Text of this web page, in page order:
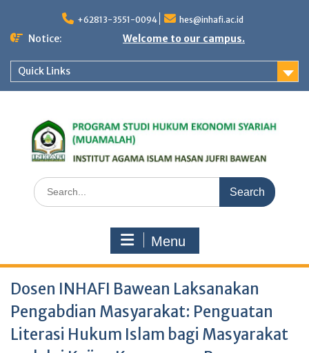
content
+62813-3551-0094 hes@inhafi.ac.id
Notice: Welcome to our campus.
Quick Links
Search
for:
Menu
Dosen INHAFI Bawean Laksanakan
Pengabdian Masyarakat: Penguatan
Literasi Hukum Islam bagi Masyarakat